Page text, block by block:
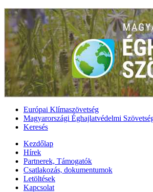
Európai Klímaszövetség
Magyarországi Éghajlatvédelmi
Keresés
Kezdőlap
Hírek
Partnerek, Támogatók
Csatlakozás, dokumentumok
Letöltések
Kapcsolat